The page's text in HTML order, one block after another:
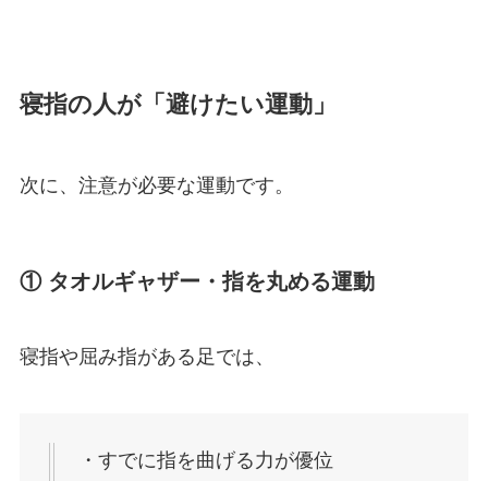
寝指の人が「避けたい運動」
次に、注意が必要な運動です。
① タオルギャザー・指を丸める運動
寝指や屈み指がある足では、
・すでに指を曲げる力が優位